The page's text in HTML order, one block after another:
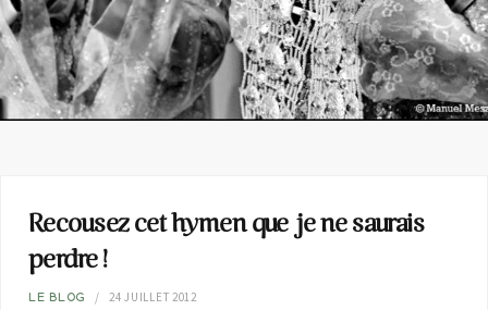
Recousez cet hymen que je ne saurais
perdre !
LE BLOG 24 JUILLET 2012